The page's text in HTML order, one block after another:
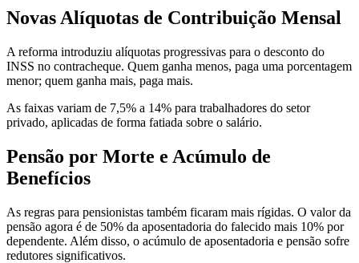
Novas Alíquotas de Contribuição Mensal
A reforma introduziu alíquotas progressivas para o desconto do
INSS no contracheque. Quem ganha menos, paga uma porcentagem
menor; quem ganha mais, paga mais.
As faixas variam de 7,5% a 14% para trabalhadores do setor
privado, aplicadas de forma fatiada sobre o salário.
Pensão por Morte e Acúmulo de
Benefícios
As regras para pensionistas também ficaram mais rígidas. O valor da
pensão agora é de 50% da aposentadoria do falecido mais 10% por
dependente. Além disso, o acúmulo de aposentadoria e pensão sofre
redutores significativos.